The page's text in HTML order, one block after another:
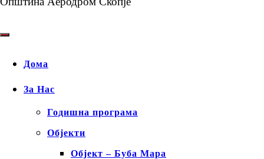
Дома
За Нас
Годишна програма
Објекти
Објект – Буба Мара